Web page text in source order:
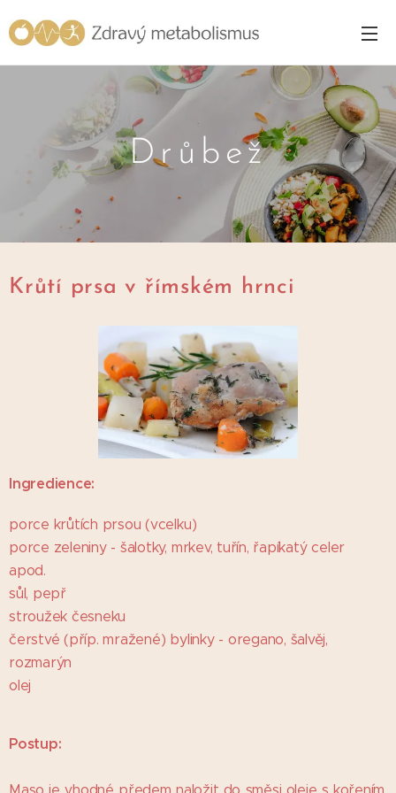
Drůbež
Krůtí prsa v římském hrnci
Ingredience:
porce krůtích prsou (vcelku)
porce zeleniny - šalotky, mrkev, tuřín, řapíkatý celer
apod.
sůl, pepř
stroužek česneku
čerstvé (příp. mražené) bylinky - oregano, šalvěj,
rozmarýn
olej
Postup: